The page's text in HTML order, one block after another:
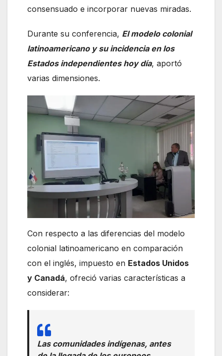
consensuado e incorporar nuevas miradas.
Durante su conferencia, El modelo colonial
latinoamericano y su incidencia en los
Estados independientes hoy día, aportó
varias dimensiones.
Con respecto a las diferencias del modelo
colonial latinoamericano en comparación
con el inglés, impuesto en Estados Unidos
y Canadá, ofreció varias características a
considerar:
Las comunidades indígenas, antes